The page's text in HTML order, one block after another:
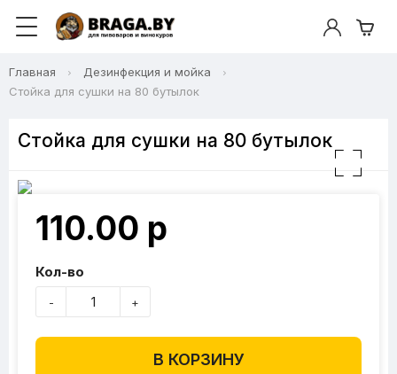
Главная
Дезинфекция и мойка
Стойка для сушки на 80 бутылок
Стойка для сушки на 80 бутылок
110.00 р
Кол-во
- +
В КОРЗИНУ